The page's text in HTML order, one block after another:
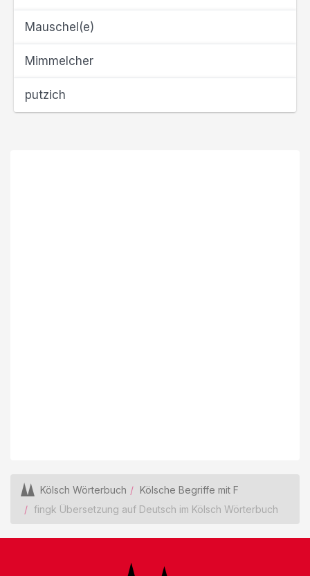
Mauschel(e)
Mimmelcher
putzich
Kölsch Wörterbuch
Kölsche Begriffe mit F
fingk Übersetzung auf Deutsch im Kölsch Wörterbuch